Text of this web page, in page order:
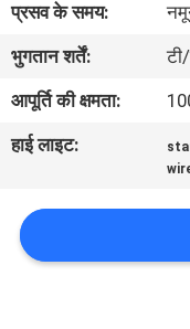
गुणवत्ता
नियंत्रण
हमसे
करें
प्रसव के समय:
भुगतान शर्तें:
आपूर्ति की क्षमता:
हाई लाइट: